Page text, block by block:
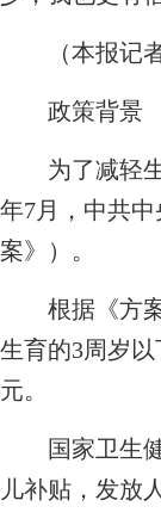
（本报记
政策背景
为了减轻生
年7月，中共
案》）。
根据《方案
生育的3周岁
元。
国家卫生健
儿补贴，发放